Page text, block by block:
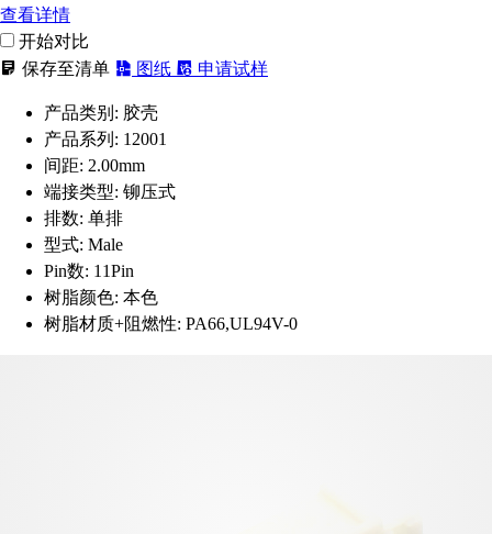
查看详情
开始对比
保存至清单
图纸 申请试样
产品类别: 胶壳
产品系列: 12001
间距: 2.00mm
端接类型: 铆压式
排数: 单排
型式: Male
Pin数: 11Pin
树脂颜色: 本色
树脂材质+阻燃性: PA66,UL94V-0